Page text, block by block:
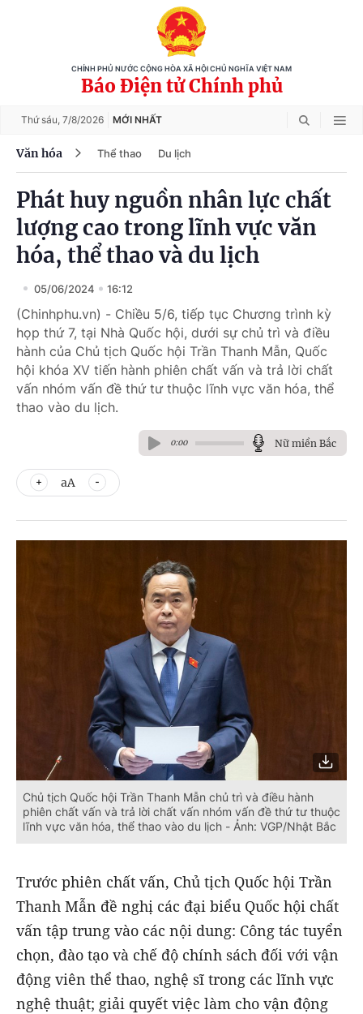
CHÍNH PHỦ NƯỚC CỘNG HÒA XÃ HỘI CHỦ NGHĨA VIỆT NAM
Báo Điện tử Chính phủ
Thứ sáu, 7/8/2026 MỚI NHẤT
Văn hóa Thể thao Du lịch
Phát huy nguồn nhân lực chất
lượng cao trong lĩnh vực văn
hóa, thể thao và du lịch
05/06/2024 16:12
(Chinhphu.vn) - Chiều 5/6, tiếp tục Chương trình kỳ
họp thứ 7, tại Nhà Quốc hội, dưới sự chủ trì và điều
hành của Chủ tịch Quốc hội Trần Thanh Mẫn, Quốc
hội khóa XV tiến hành phiên chất vấn và trả lời chất
vấn nhóm vấn đề thứ tư thuộc lĩnh vực văn hóa, thể
thao vào du lịch.
0:00 Nữ miền Bắc
aA
Chủ tịch Quốc hội Trần Thanh Mẫn chủ trì và điều hành
phiên chất vấn và trả lời chất vấn nhóm vấn đề thứ tư thuộc
lĩnh vực văn hóa, thể thao vào du lịch - Ảnh: VGP/Nhật Bắc
Trước phiên chất vấn, Chủ tịch Quốc hội Trần
Thanh Mẫn đề nghị các đại biểu Quốc hội chất
vấn tập trung vào các nội dung: Công tác tuyển
chọn, đào tạo và chế độ chính sách đối với vận
động viên thể thao, nghệ sĩ trong các lĩnh vực
nghệ thuật; giải quyết việc làm cho vận động